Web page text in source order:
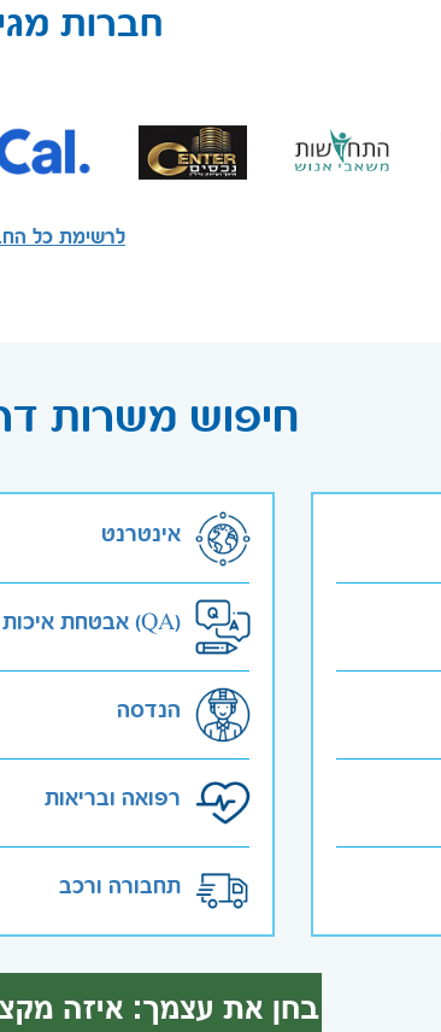
חברות
לרשימת כל
חיפוש משרות
אינטרנט
אבטחת איכות (QA)
הנדסה
רפואה ובריאות
תחבורה ורכב